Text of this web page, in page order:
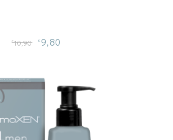
€10,90 € 9,80